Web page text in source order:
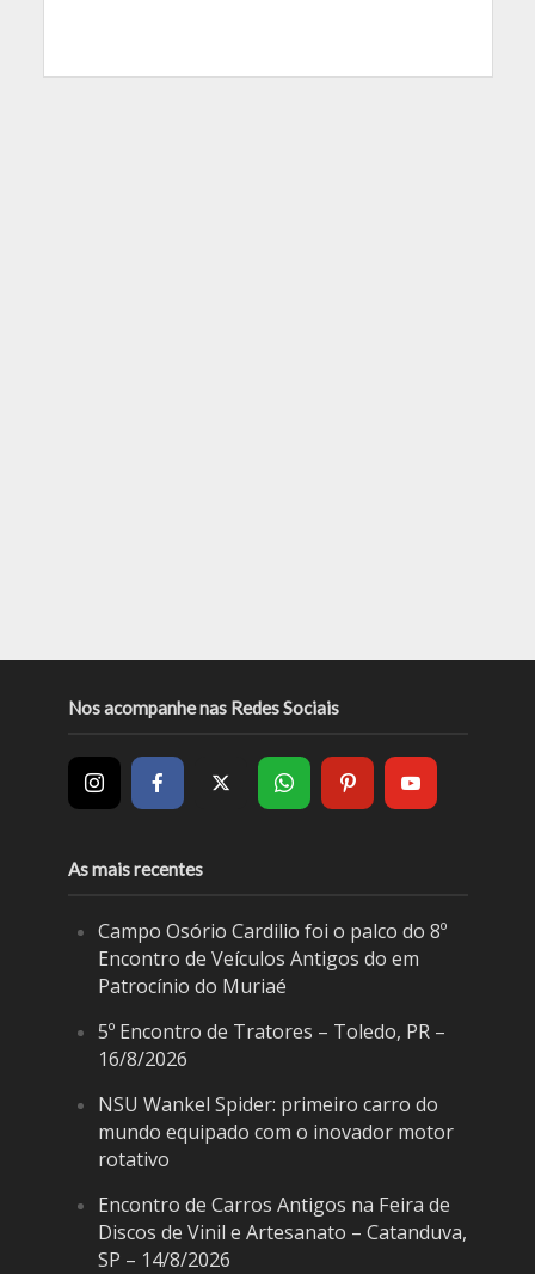
Nos acompanhe nas Redes Sociais
As mais recentes
Campo Osório Cardilio foi o palco do 8º
Encontro de Veículos Antigos do em
Patrocínio do Muriaé
5º Encontro de Tratores – Toledo, PR –
16/8/2026
NSU Wankel Spider: primeiro carro do
mundo equipado com o inovador motor
rotativo
Encontro de Carros Antigos na Feira de
Discos de Vinil e Artesanato – Catanduva,
SP – 14/8/2026